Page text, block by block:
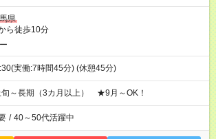
県
ら徒歩10分
実働:7時間45分) (休憩45分)
旬～長期（3カ月以上） ★9月～OK！
/ 40～50代活躍中